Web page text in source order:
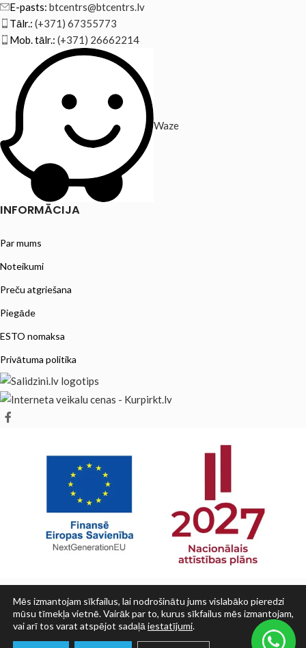
E-pasts: btcentrs@btcentrs.lv
Tālr.: (+371) 67355773
Mob. tālr.: (+371) 26662214
Waze
INFORMĀCIJA
Par mums
Noteikumi
Preču atgriešana
Piegāde
ESTO nomaksa
Privātuma politika
© SIA PRINT LV 2025
Mēs izmantojam sīkfailus, lai nodrošinātu jums vislabāko pieredzi
mūsu tīmekļa vietnē. Vairāk par to, kurus sīkfailus mēs izmantojam,
vai arī tos varat atspējot sadaļā iestatījumi.